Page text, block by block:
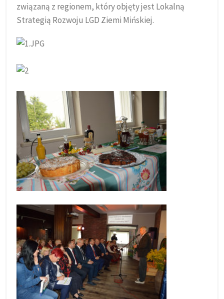
związaną z regionem, który objęty jest Lokalną
Strategią Rozwoju LGD Ziemi Mińskiej.